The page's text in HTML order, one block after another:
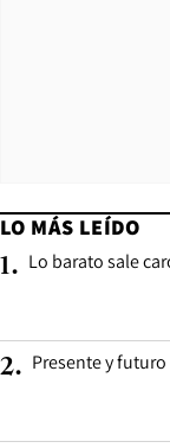
LO MÁS LEÍDO
1. Lo barato sale
2. Presente y